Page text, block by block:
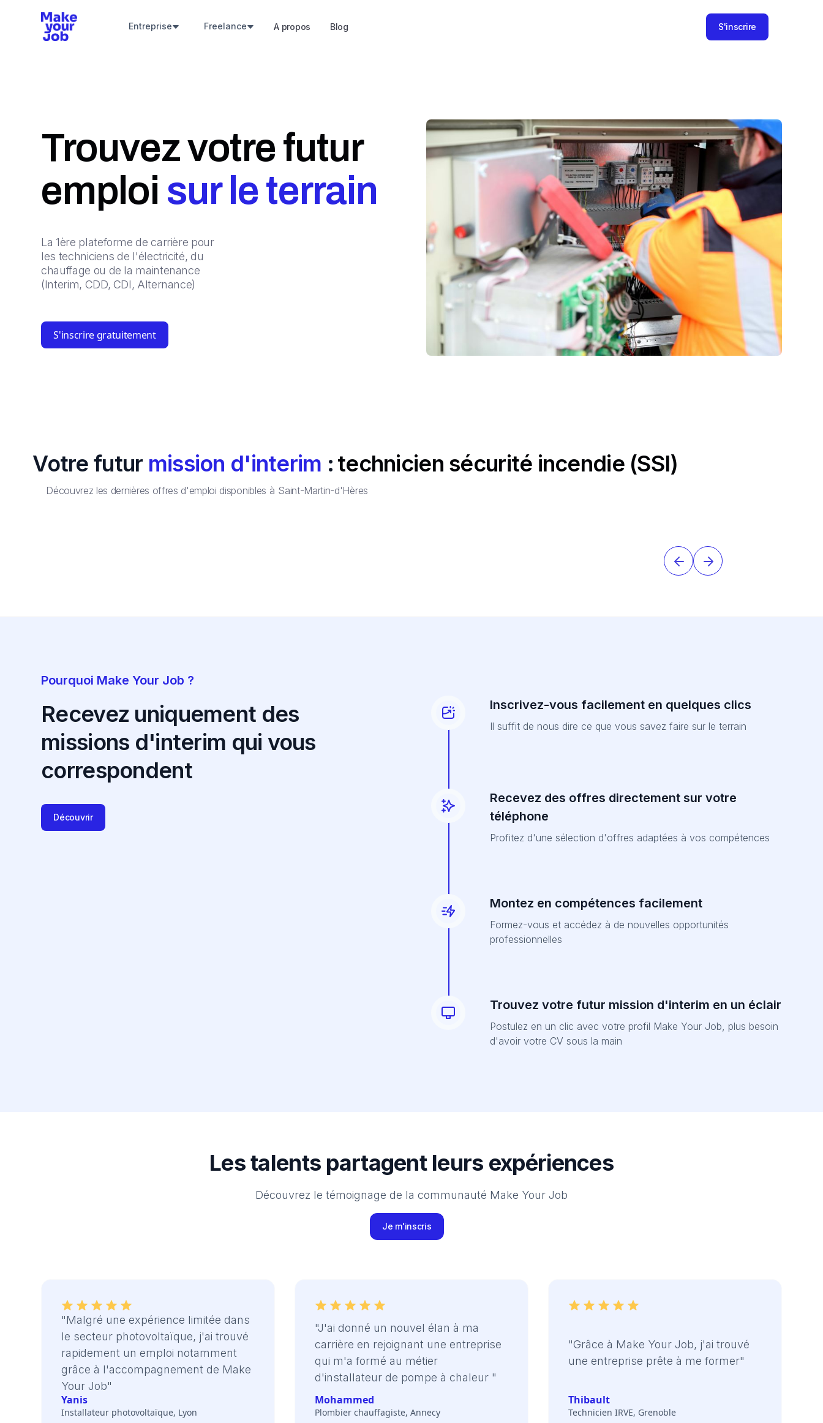
Entreprise Freelance A propos Blog S'inscrire
Trouvez votre futur
emploi sur le terrain
La 1ère plateforme de carrière pour
les techniciens de l'électricité, du
chauffage ou de la maintenance
(Interim, CDD, CDI, Alternance)
S'inscrire gratuitement
Votre futur mission d'interim : technicien sécurité incendie (SSI)
Découvrez les dernières offres d'emploi disponibles à Saint-Martin-d'Hères
Pourquoi Make Your Job ?
Recevez uniquement des
missions d'interim qui vous
correspondent
Découvrir
Inscrivez-vous facilement en quelques clics
Il suffit de nous dire ce que vous savez faire sur le terrain
Recevez des offres directement sur votre
téléphone
Profitez d'une sélection d'offres adaptées à vos compétences
Montez en compétences facilement
Formez-vous et accédez à de nouvelles opportunités
professionnelles
Trouvez votre futur mission d'interim en un éclair
Postulez en un clic avec votre profil Make Your Job, plus besoin
d'avoir votre CV sous la main
Les talents partagent leurs expériences
Découvrez le témoignage de la communauté Make Your Job
Je m'inscris
"Malgré une expérience limitée dans
le secteur photovoltaïque, j'ai trouvé
rapidement un emploi notamment
grâce à l'accompagnement de Make
Your Job"
Yanis
Installateur photovoltaïque, Lyon
"J'ai donné un nouvel élan à ma
carrière en rejoignant une entreprise
qui m'a formé au métier
d'installateur de pompe à chaleur "
Mohammed
Plombier chauffagiste, Annecy
"Grâce à Make Your Job, j'ai trouvé
une entreprise prête à me former"
Thibault
Technicien IRVE, Grenoble